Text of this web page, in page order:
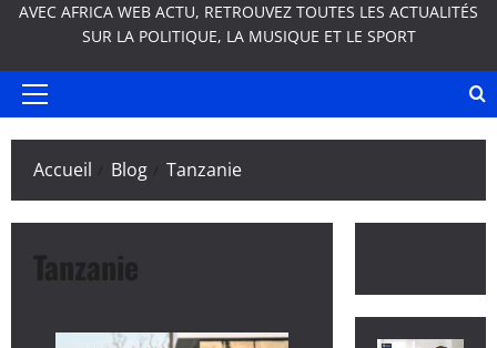
AVEC AFRICA WEB ACTU, RETROUVEZ TOUTES LES ACTUALITÉS
SUR LA POLITIQUE, LA MUSIQUE ET LE SPORT
Menu
Accueil Blog Tanzanie
Tanzanie